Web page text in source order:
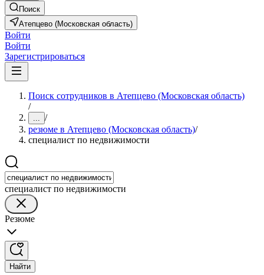
Поиск
Атепцево (Московская область)
Войти
Войти
Зарегистрироваться
Поиск сотрудников в Атепцево (Московская область)
/
... /
резюме в Атепцево (Московская область)/
специалист по недвижимости
специалист по недвижимости
Резюме
Найти